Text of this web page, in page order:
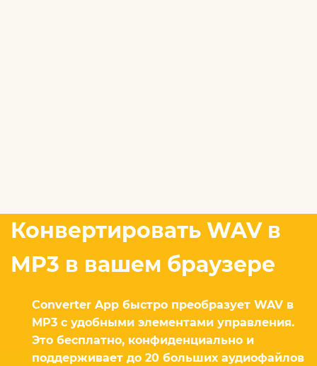
Конвертировать WAV в
MP3 в вашем браузере
Converter App быстро преобразует WAV в
MP3 с удобными элементами управления.
Это бесплатно, конфиденциально и
поддерживает до 20 больших аудиофайлов